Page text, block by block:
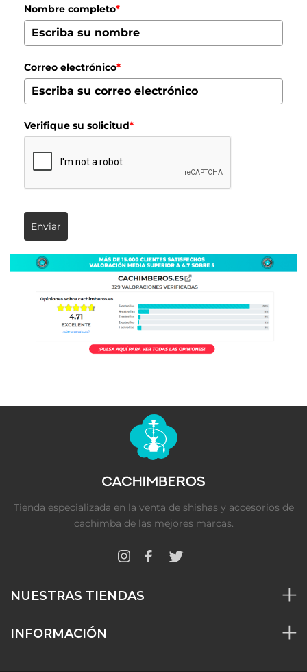
Nombre completo*
Correo electrónico*
Verifique su solicitud*
Enviar
Tienda especializada en la venta de shishas y accesorios de
cachimba de las mejores marcas.
NUESTRAS TIENDAS
INFORMACIÓN